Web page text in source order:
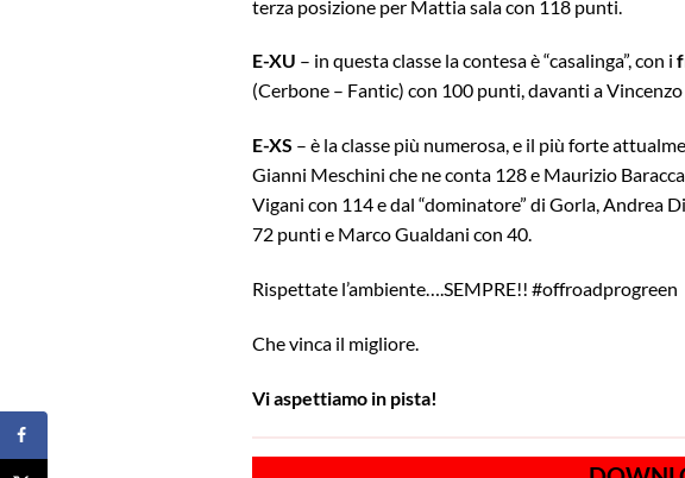
terza posizione per Mattia sala con 118 punti.
E-XU – in questa classe la contesa è “casalinga”, con i
(Cerbone – Fantic) con 100 punti, davanti a
E-XS – è la classe più numerosa, e il più forte
Gianni Meschini che ne conta 128 e Maurizio
Vigani con 114 e dal “dominatore” di Gorla, Andrea
72 punti e Marco Gualdani con 40.
Rispettate l’ambiente….SEMPRE!! #offroadprogreen
Che vinca il migliore.
Vi aspettiamo in pista!